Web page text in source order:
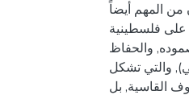
من المهم أيضاً
على فلسطينية
والحفاظ
والتي تشكل
القاسية, بل